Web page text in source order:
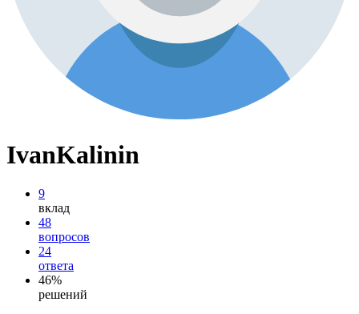
IvanKalinin
9
вклад
48
вопросов
24
ответа
46%
решений